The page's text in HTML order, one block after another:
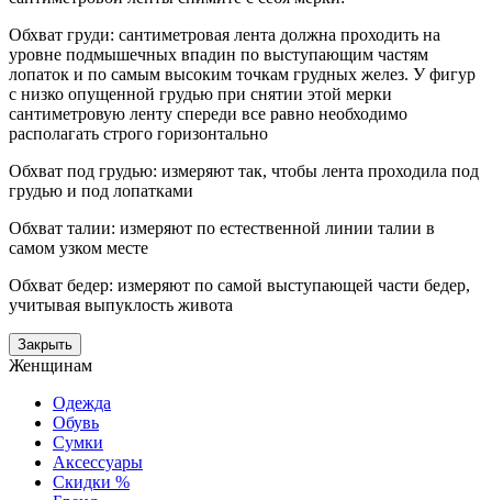
Обхват груди: сантиметровая лента должна проходить на
уровне подмышечных впадин по выступающим частям
лопаток и по самым высоким точкам грудных желез. У фигур
с низко опущенной грудью при снятии этой мерки
сантиметровую ленту спереди все равно необходимо
располагать строго горизонтально
Обхват под грудью: измеряют так, чтобы лента проходила под
грудью и под лопатками
Обхват талии: измеряют по естественной линии талии в
самом узком месте
Обхват бедер: измеряют по самой выступающей части бедер,
учитывая выпуклость живота
Закрыть
Женщинам
Одежда
Обувь
Сумки
Аксессуары
Скидки %